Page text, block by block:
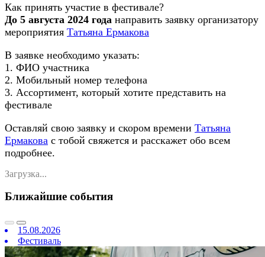
Как принять участие в фестивале?
До 5 августа 2024 года направить заявку организатору
мероприятия Татьяна Ермакова
В заявке необходимо указать:
1. ФИО участника
2. Мобильный номер телефона
3. Ассортимент, который хотите представить на
фестивале
Оставляй свою заявку и скором времени Татьяна
Ермакова с тобой свяжется и расскажет обо всем
подробнее.
Загрузка...
Ближайшие события
15.08.2026
Фестиваль